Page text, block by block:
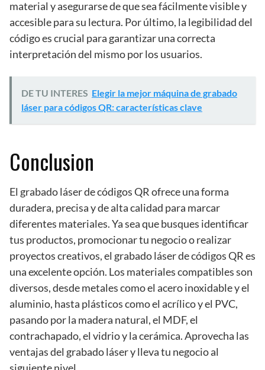
material y asegurarse de que sea fácilmente visible y
accesible para su lectura. Por último, la legibilidad del
código es crucial para garantizar una correcta
interpretación del mismo por los usuarios.
DE TU INTERES Elegir la mejor máquina de grabado
láser para códigos QR: características clave
Conclusion
El grabado láser de códigos QR ofrece una forma
duradera, precisa y de alta calidad para marcar
diferentes materiales. Ya sea que busques identificar
tus productos, promocionar tu negocio o realizar
proyectos creativos, el grabado láser de códigos QR es
una excelente opción. Los materiales compatibles son
diversos, desde metales como el acero inoxidable y el
aluminio, hasta plásticos como el acrílico y el PVC,
pasando por la madera natural, el MDF, el
contrachapado, el vidrio y la cerámica. Aprovecha las
ventajas del grabado láser y lleva tu negocio al
siguiente nivel.